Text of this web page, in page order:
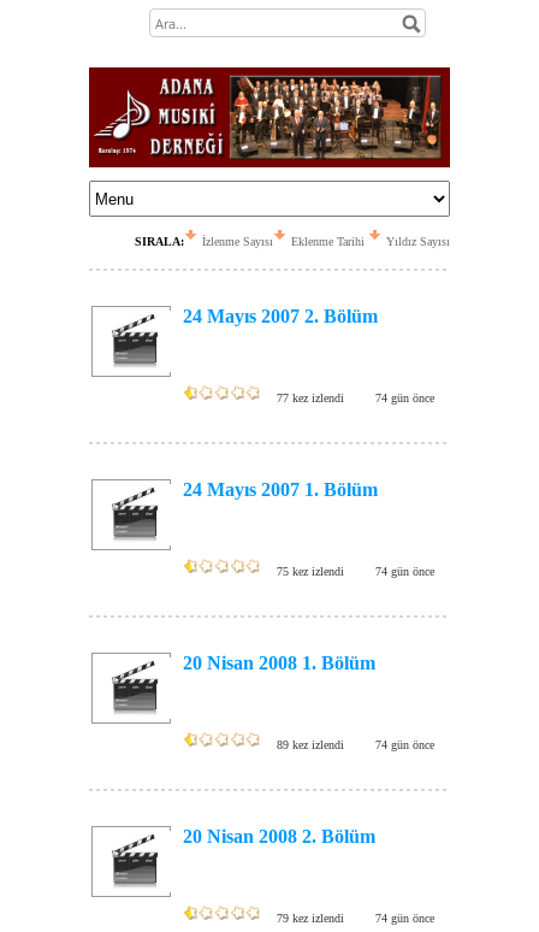
SIRALA: İzlenme Sayısı Eklenme Tarihi Yıldız Sayısı
24 Mayıs 2007 2. Bölüm
77 kez izlendi 74 gün önce
24 Mayıs 2007 1. Bölüm
75 kez izlendi 74 gün önce
20 Nisan 2008 1. Bölüm
89 kez izlendi 74 gün önce
20 Nisan 2008 2. Bölüm
79 kez izlendi 74 gün önce